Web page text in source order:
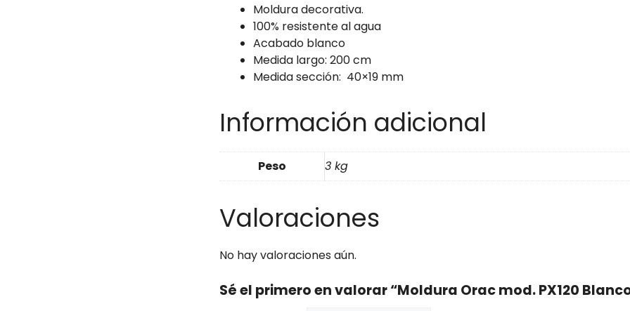
Moldura decorativa.
100% resistente al agua
Acabado blanco
Medida largo: 200 cm
Medida sección: 40×19 mm
Información adicional
Peso 3 kg
Valoraciones
No hay valoraciones aún.
Sé el primero en valorar “Moldura Orac mod. PX120